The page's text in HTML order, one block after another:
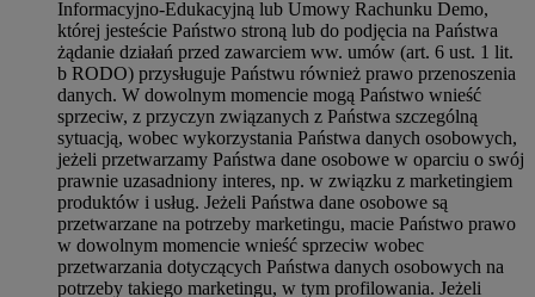
Informacyjno-Edukacyjną lub Umowy Rachunku Demo,
której jesteście Państwo stroną lub do podjęcia na Państwa
żądanie działań przed zawarciem ww. umów (art. 6 ust. 1 lit.
b RODO) przysługuje Państwu również prawo przenoszenia
danych. W dowolnym momencie mogą Państwo wnieść
sprzeciw, z przyczyn związanych z Państwa szczególną
sytuacją, wobec wykorzystania Państwa danych osobowych,
jeżeli przetwarzamy Państwa dane osobowe w oparciu o swój
prawnie uzasadniony interes, np. w związku z marketingiem
produktów i usług. Jeżeli Państwa dane osobowe są
przetwarzane na potrzeby marketingu, macie Państwo prawo
w dowolnym momencie wnieść sprzeciw wobec
przetwarzania dotyczących Państwa danych osobowych na
potrzeby takiego marketingu, w tym profilowania. Jeżeli